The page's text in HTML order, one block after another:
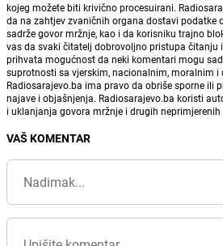
kojeg možete biti krivično procesuirani.
da na zahtjev zvaničnih organa dostavi podatke
sadrže govor mržnje, kao i da korisniku trajno
vas da svaki čitatelj dobrovoljno pristupa čitanju
prihvata mogućnost da neki komentari mogu
suprotnosti sa vjerskim, nacionalnim, moralnim i
Radiosarajevo.ba ima pravo da obriše sporne ili
najave i objašnjenja. Radiosarajevo.ba koristi
i uklanjanja govora mržnje i drugih
VAŠ KOMENTAR